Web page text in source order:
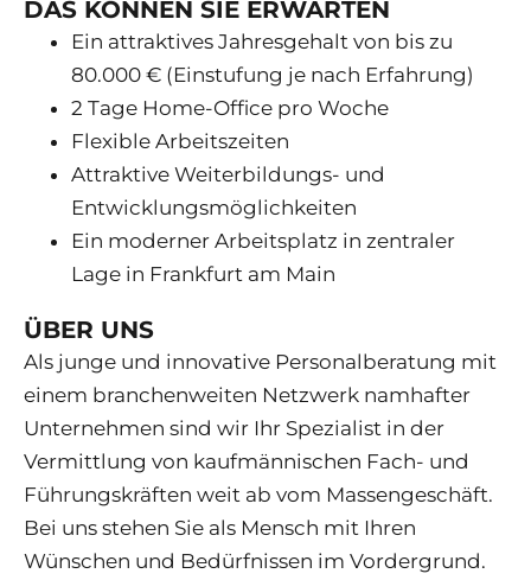
DAS KÖNNEN SIE ERWARTEN
Ein attraktives Jahresgehalt von bis zu
80.000 € (Einstufung je nach Erfahrung)
2 Tage Home-Office pro Woche
Flexible Arbeitszeiten
Attraktive Weiterbildungs- und
Entwicklungsmöglichkeiten
Ein moderner Arbeitsplatz in zentraler
Lage in Frankfurt am Main
ÜBER UNS
Als junge und innovative Personalberatung mit
einem branchenweiten Netzwerk namhafter
Unternehmen sind wir Ihr Spezialist in der
Vermittlung von kaufmännischen Fach- und
Führungskräften weit ab vom Massengeschäft.
Bei uns stehen Sie als Mensch mit Ihren
Wünschen und Bedürfnissen im Vordergrund.